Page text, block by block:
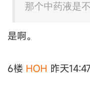
那个中药液是
是啊。
6楼 HOH 昨天